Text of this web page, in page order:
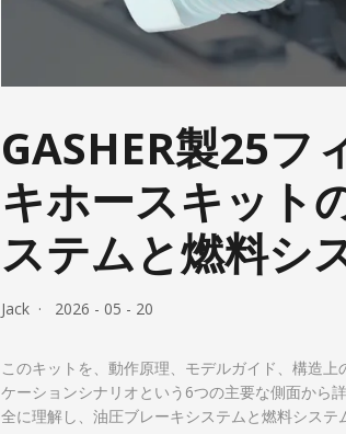
GASHER製25フ
キホースキット
ステムと燃料シ
Jack 2026 - 05 - 20
このキットを、動作原理、モデルガイド、構造
ケーションシナリオという6つの主要な側面から
全に理解し、油圧ブレーキシステムと燃料システ